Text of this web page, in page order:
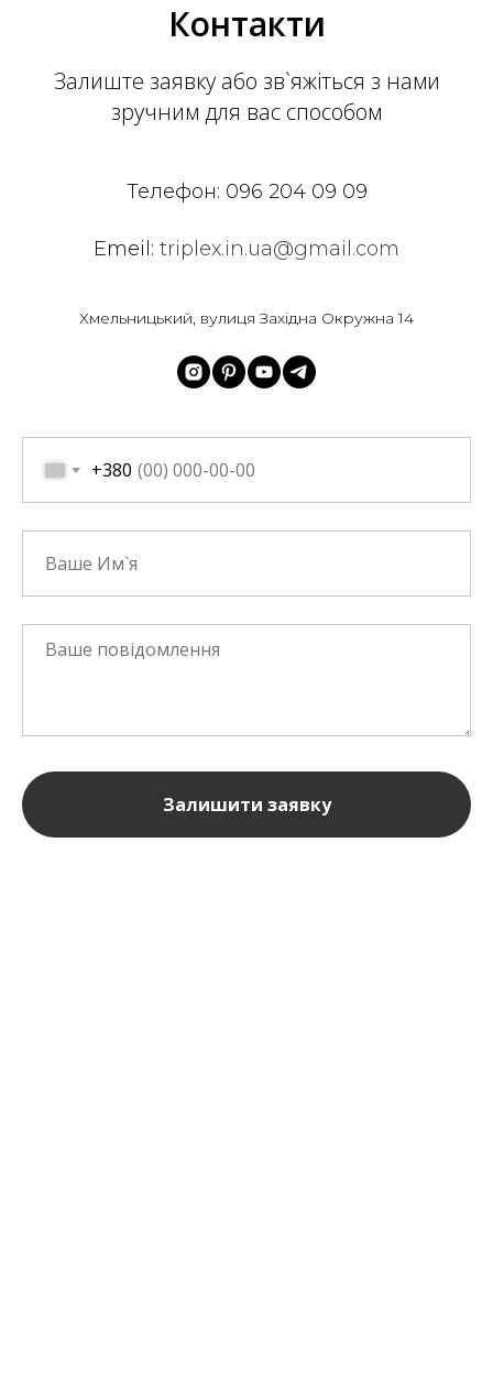
Контакти
Залиште заявку або зв`яжіться з нами
зручним для вас способом
Телефон: 096 204 09 09
Emeil: triplex.in.ua@gmail.com
Хмельницький, вулиця Західна Окружна 14
+380
Залишити заявку